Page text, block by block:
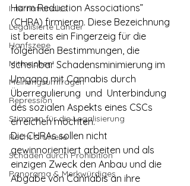
Internationales
Legalisierte Länder
Hanfszene
Mitmachen!
Meinungsumfragen
Repression
Stimmen für die Legalisierung
Recht & Urteile
Schäden durch Prohibition
Panorama & Merkwürdiges
Harm Reduction Associations”
(CHRA) firmieren. Diese Bezeichnung
ist bereits ein Fingerzeig für die
folgenden Bestimmungen, die
scheinbar Schadensminimierung im
Umgang mit Cannabis durch
Überregulierung  und  Unterbindung
des sozialen Aspekts eines CSCs
erreichen möchten.
Die CHRAs sollen nicht
gewinnorientiert arbeiten und als
einzigen Zweck den Anbau und die
Abgabe von Cannabis an ihre